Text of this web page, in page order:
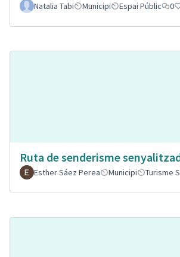
Natalia Tabi Municipi Espai Públic 0
Ruta de senderisme
Esther Sáez Perea
Municipi Turisme